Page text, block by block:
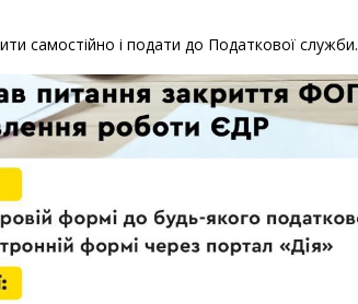
самостійно і подати до Податкової служби.